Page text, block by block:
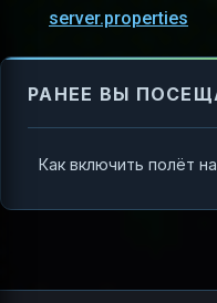
server.properties
РАНЕЕ ВЫ